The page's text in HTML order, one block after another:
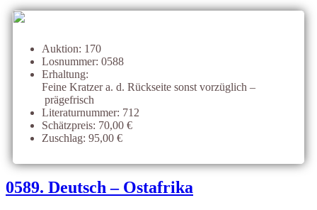
Auktion: 170
Losnummer: 0588
Erhaltung:
Feine Kratzer a. d. Rückseite sonst vorzüglich –
prägefrisch
Literaturnummer: 712
Schätzpreis: 70,00 €
Zuschlag: 95,00 €
0589. Deutsch – Ostafrika